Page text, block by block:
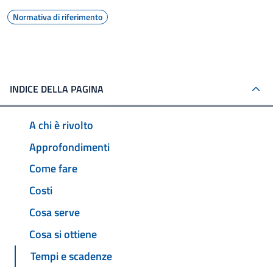
Normativa di riferimento
INDICE DELLA PAGINA
A chi è rivolto
Approfondimenti
Come fare
Costi
Cosa serve
Cosa si ottiene
Tempi e scadenze